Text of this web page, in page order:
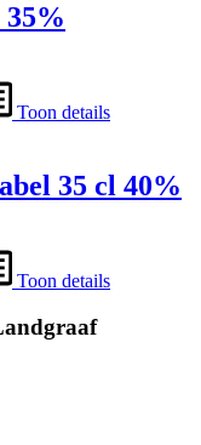
35%
Toon details
35 cl 40%
Toon details